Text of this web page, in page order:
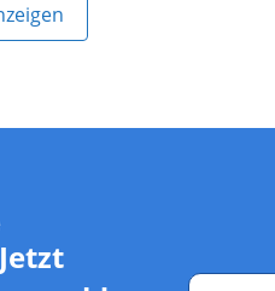
Jetzt